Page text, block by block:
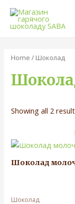
Home / Шоколад
Showing all 2
Шоколад
Шоколад